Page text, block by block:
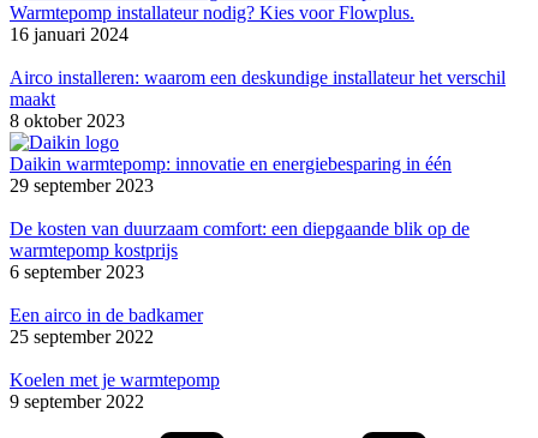
Warmtepomp installateur nodig? Kies voor Flowplus.
16 januari 2024
Airco installeren: waarom een deskundige installateur het verschil
maakt
8 oktober 2023
Daikin warmtepomp: innovatie en energiebesparing in één
29 september 2023
De kosten van duurzaam comfort: een diepgaande blik op de
warmtepomp kostprijs
6 september 2023
Een airco in de badkamer
25 september 2022
Koelen met je warmtepomp
9 september 2022